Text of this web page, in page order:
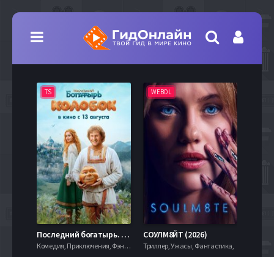
TS
Последний богатырь. Колобок (2026)
Комедия, Приключения, Фэнтези,
WEBDL
СОУЛМ8ЙТ (2026)
Триллер, Ужасы, Фантастика,